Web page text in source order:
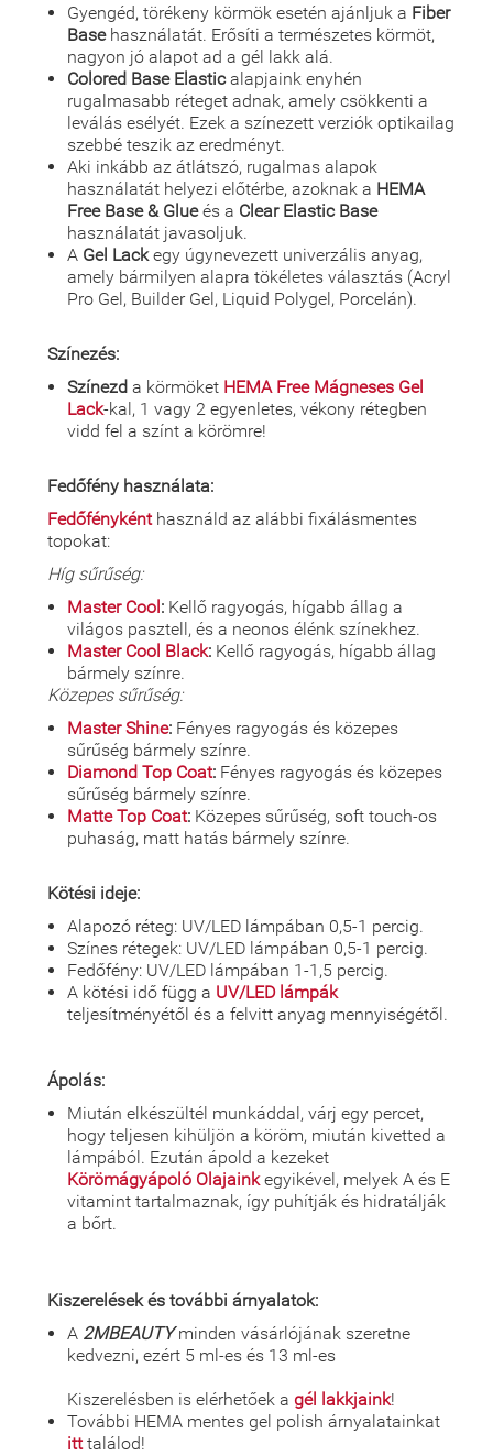
Gyengéd, törékeny körmök esetén ajánljuk a Fiber
Basehasználatát. Erősíti a természetes körmöt,
nagyon jó alapot ad a gél lakk alá.
Colored Base Elasticalapjaink enyhén
rugalmasabb réteget adnak, amely csökkenti a
leválás esélyét. Ezek a színezett verziók optikailag
szebbé teszik az eredményt.
Aki inkább az átlátszó, rugalmas alapok
használatát helyezi előtérbe, azoknak a HEMA
Free Base & Glueés a Clear Elastic Base
használatát javasoljuk.
A Gel Lackegy úgynevezett univerzális anyag,
amely bármilyen alapra tökéletes választás (Acryl
Pro Gel, Builder Gel, Liquid Polygel, Porcelán).
Színezés:
Színezd a körmöket HEMA Free Mágneses Gel
Lack-kal, 1 vagy 2 egyenletes, vékony rétegben
vidd fel a színt a körömre!
Fedőfény használata:
Fedőfénykénthasználd az alábbi fixálásmentes
topokat:
Híg sűrűség:
Master Cool: Kellő ragyogás, hígabb állag a
világos pasztell, és a neonos élénk színekhez.
Master Cool Black: Kellő ragyogás, hígabb állag
bármely színre.
Közepes sűrűség:
Master Shine: Fényes ragyogás és közepes
sűrűség bármely színre.
Diamond Top Coat: Fényes ragyogás és közepes
sűrűség bármely színre.
Matte Top Coat: Közepes sűrűség, soft touch-os
puhaság, matt hatás bármely színre.
Kötési ideje:
Alapozó réteg: UV/LED lámpában 0,5-1 percig.
Színes rétegek: UV/LED lámpában 0,5-1 percig.
Fedőfény: UV/LED lámpában 1-1,5 percig.
A kötési idő függ a UV/LED lámpák
teljesítményétől és a felvitt anyag mennyiségétől.
Ápolás:
Miután elkészültél munkáddal, várj egy percet,
hogy teljesen kihüljön a köröm, miután kivetted a
lámpából. Ezután ápold a kezeket
Körömágyápoló Olajainkegyikével, melyek A és E
vitamint tartalmaznak, így puhítják és hidratálják
a bőrt.
Kiszerelések és további árnyalatok:
A 2MBEAUTYminden vásárlójának szeretne
kedvezni, ezért 5 ml-es és 13 ml-es
Kiszerelésben is elérhetőek a gél lakkjaink!
További HEMA mentes gel polish árnyalatainkat
itttalálod!